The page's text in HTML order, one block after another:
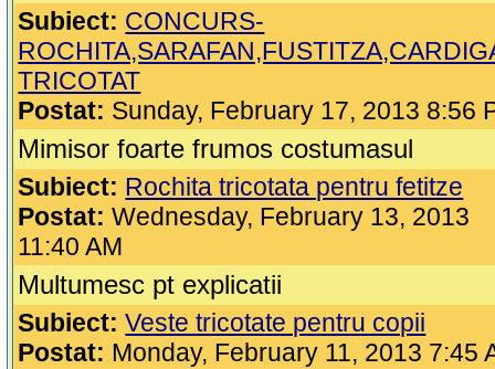
Subiect: CONCURS-
TRICOTAT
Postat: Sunday, February 17, 2013 8:56
Mimisor foarte frumos costumasul
Subiect: Rochita tricotata pentru fetitze
Postat: Wednesday, February 13, 2013
11:40 AM
Multumesc pt explicatii
Subiect: Veste tricotate pentru copii
Postat: Monday, February 11, 2013 7:45